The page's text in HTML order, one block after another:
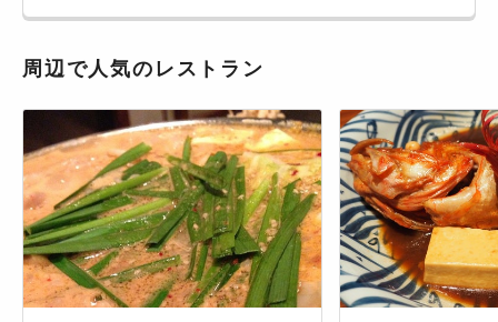
周辺で人気のレストラン